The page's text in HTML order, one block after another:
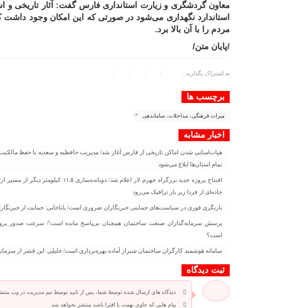
معاون گردشگری و زیارت استانداری فارس گفت: آثار تاریخی و
استاندارد نگهداری می‌شود در صورتی که این امکان وجود
مردم را با آن بالا برد.
/پایان متن/
به اشتراک بگذارید :
برچسب ها
میراث فرهنگی، مداخلات، ساماندهی
اخبار مشابه
هیات‌امنایی شدن اماکن تاریخی از فارس آغاز شد/ مدیریت حافظیه و سعدیه با حفظ مالکیت
تمام استان‌ها ابلاغ می‌‌شود
افتتاح پروژه جدید بزرگراه جهرم لار
جاده‌ای از فردا زیر بار ترافیک می‌رود
بازنگری فوری در سیاست‌های حمایتی خبرنگاران ضروری است/ باباخانی: حمایت از
پرسش سرمایه‌گذاران صنعت ساختمان همچنان بی‌پاسخ مانده است!/ سرعت صدور
است؟
سامانه هوشمند کارگران ساختمان شیراز آماده بهره‌برداری است/ خلیلی: این قشر از
ثبت دیدگاه
دیدگاه های ارسال شده توسط شما، پس از تایید توسط تیم مدیریت در وب
پیام هایی که حاوی تهمت یا افترا باشد منتشر نخواهد شد.